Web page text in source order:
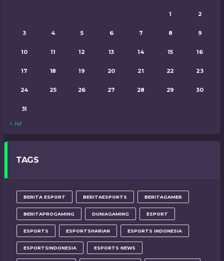
1 2
3 4 5 6 7 8 9
10 11 12 13 14 15 16
17 18 19 20 21 22 23
24 25 26 27 28 29 30
31
« Jul
TAGS
BERITA ESPORT BERITAESPORTS BERITAGAMER
BERITAPROGAMING DUNIAGAMING ESPORT
ESPORTS ESPORTSHARIAN ESPORTS INDONESIA
ESPORTSINDONESIA ESPORTS NEWS